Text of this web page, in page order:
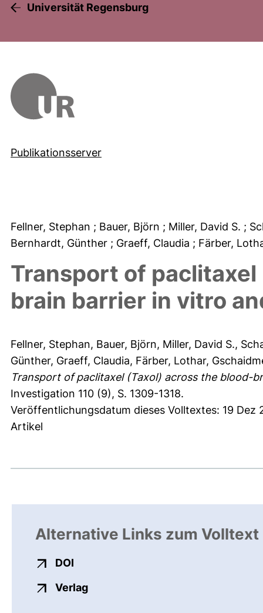
Universität Regensburg
Publikationsserver
Fellner, Stephan ; Bauer, Björn ; Miller, David S. ;
Bernhardt, Günther ; Graeff, Claudia ; Färber,
Transport of
brain barrier in vitro
Fellner, Stephan, Bauer, Björn, Miller, David S.,
Günther, Graeff, Claudia, Färber, Lothar,
Transport of paclitaxel (Taxol) across the blood-
Investigation 110 (9), S. 1309-1318.
Veröffentlichungsdatum dieses Volltextes: 19 Dez
Artikel
Alternative Links zum Volltext
DOI
Verlagexterner Link, öffnet neues